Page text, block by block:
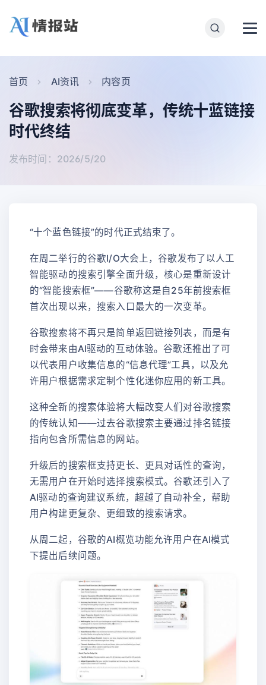
首页 AI资讯 内容页
谷歌搜索将彻底变革，传统十蓝链接
时代终结
发布时间：2026/5/20
“十个蓝色链接”的时代正式结束了。
在周二举行的谷歌I/O大会上，谷歌发布了以人工
智能驱动的搜索引擎全面升级，核心是重新设计
的“智能搜索框”——谷歌称这是自25年前搜索框
首次出现以来，搜索入口最大的一次变革。
谷歌搜索将不再只是简单返回链接列表，而是有
时会带来由AI驱动的互动体验。谷歌还推出了可
以代表用户收集信息的“信息代理”工具，以及允
许用户根据需求定制个性化迷你应用的新工具。
这种全新的搜索体验将大幅改变人们对谷歌搜索
的传统认知——过去谷歌搜索主要通过排名链接
指向包含所需信息的网站。
升级后的搜索框支持更长、更具对话性的查询，
无需用户在开始时选择搜索模式。谷歌还引入了
AI驱动的查询建议系统，超越了自动补全，帮助
用户构建更复杂、更细致的搜索请求。
从周二起，谷歌的AI概览功能允许用户在AI模式
下提出后续问题。